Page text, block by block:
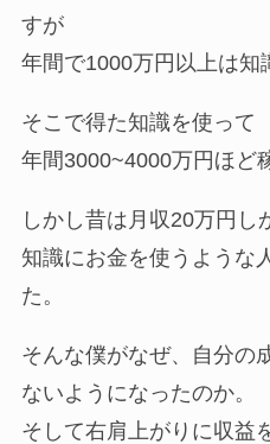
すが
年間で1000万円以上は知
そこで得た知識を使って
年間3000~4000万円ほど
しかし昔は月収20万円し
知識にお金を使うような
た。
そんな僕がなぜ、自分の
ないようになったのか。
そして右肩上がりに収益